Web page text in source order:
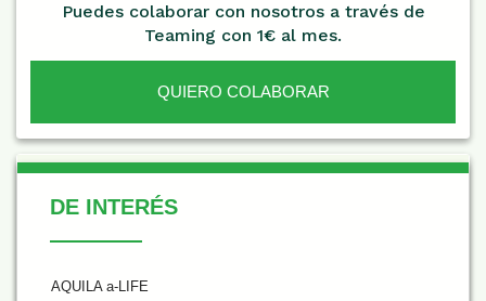
Puedes colaborar con nosotros a través de
Teaming con 1€ al mes.
QUIERO COLABORAR
De Interés
DE INTERÉS
AQUILA a-LIFE